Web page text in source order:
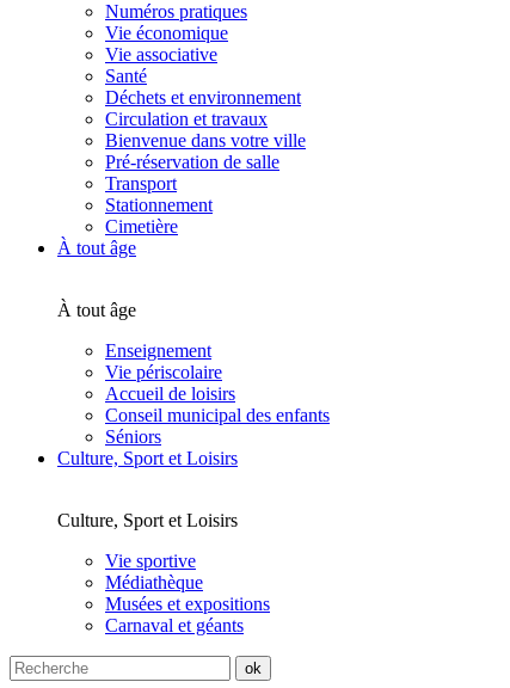
Numéros pratiques
Vie économique
Vie associative
Santé
Déchets et environnement
Circulation et travaux
Bienvenue dans votre ville
Pré-réservation de salle
Transport
Stationnement
Cimetière
À tout âge
À tout âge
Enseignement
Vie périscolaire
Accueil de loisirs
Conseil municipal des enfants
Séniors
Culture, Sport et Loisirs
Culture, Sport et Loisirs
Vie sportive
Médiathèque
Musées et expositions
Carnaval et géants